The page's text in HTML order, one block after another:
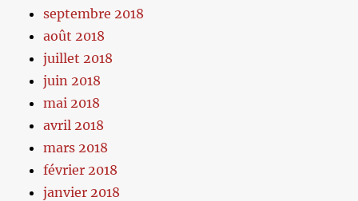
septembre 2018
août 2018
juillet 2018
juin 2018
mai 2018
avril 2018
mars 2018
février 2018
janvier 2018